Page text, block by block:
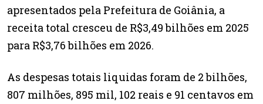
apresentados pela Prefeitura de Goiânia, a
receita total cresceu de R$3,49 bilhões em 2025
para R$3,76 bilhões em 2026.
As despesas totais liquidas foram de 2 bilhões,
807 milhões, 895 mil, 102 reais e 91 centavos em